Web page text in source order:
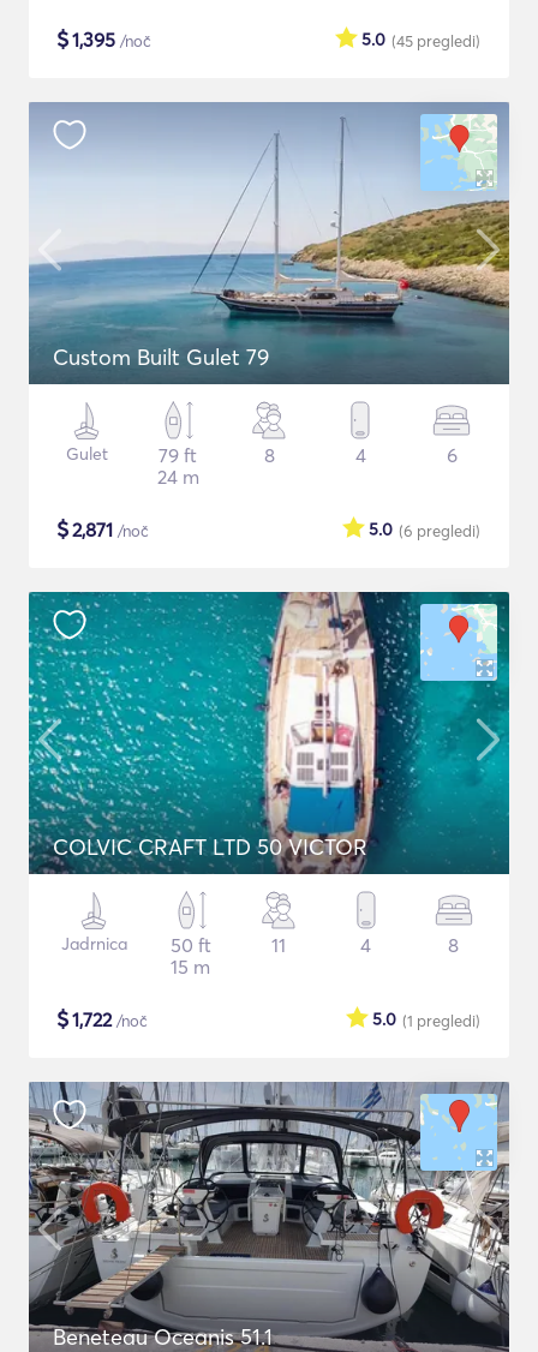
$1,395 /noč (45 pregledi)
5.0
Custom Built Gulet 79
Gulet
79 ft
24 m
8 4 6
$2,871 /noč (6 pregledi)
5.0
COLVIC CRAFT LTD 50 VICTOR
Jadrnica
50 ft
15 m
11 4 8
$1,722/noč (1 pregledi)
5.0
Beneteau Oceanis 51.1